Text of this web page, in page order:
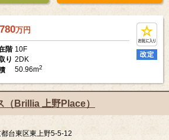
万円
階 10F
り 2DK
50.96m2
（Brillia 上野Place）
台東区東上野5-5-12